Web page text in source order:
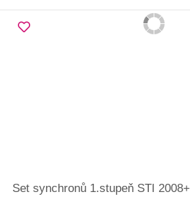
Set synchronů 1.stupeň STI 2008+